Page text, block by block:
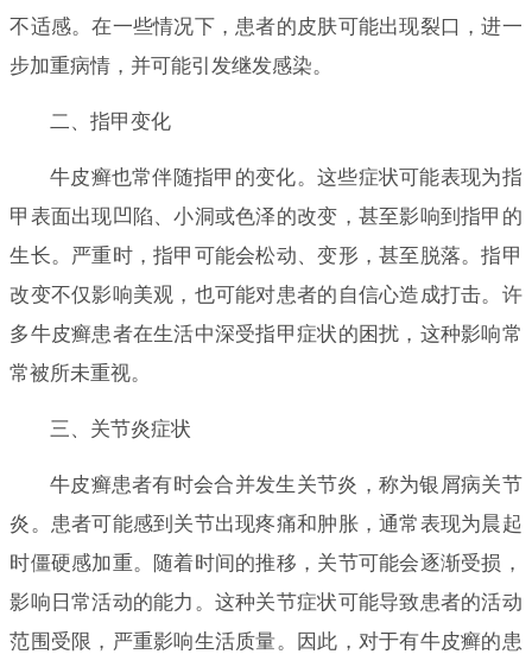
不适感。在一些情况下，患者的皮肤可能出现裂口，进一
步加重病情，并可能引发继发感染。
二、指甲变化
牛皮癣也常伴随指甲的变化。这些症状可能表现为指
甲表面出现凹陷、小洞或色泽的改变，甚至影响到指甲的
生长。严重时，指甲可能会松动、变形，甚至脱落。指甲
改变不仅影响美观，也可能对患者的自信心造成打击。许
多牛皮癣患者在生活中深受指甲症状的困扰，这种影响常
常被所未重视。
三、关节炎症状
牛皮癣患者有时会合并发生关节炎，称为银屑病关节
炎。患者可能感到关节出现疼痛和肿胀，通常表现为晨起
时僵硬感加重。随着时间的推移，关节可能会逐渐受损，
影响日常活动的能力。这种关节症状可能导致患者的活动
范围受限，严重影响生活质量。因此，对于有牛皮癣的患